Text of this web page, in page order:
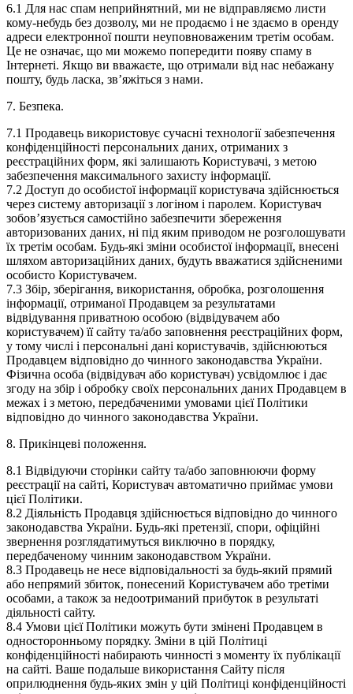
6.1 Для нас спам неприйнятний, ми не відправляємо листи
кому-небудь без дозволу, ми не продаємо і не здаємо в оренду
адреси електронної пошти неуповноваженим третім особам.
Це не означає, що ми можемо попередити появу спаму в
Інтернеті. Якщо ви вважаєте, що отримали від нас небажану
пошту, будь ласка, зв’яжіться з нами.
7. Безпека.
7.1 Продавець використовує сучасні технології забезпечення
конфіденційності персональних даних, отриманих з
реєстраційних форм, які залишають Користувачі, з метою
забезпечення максимального захисту інформації.
7.2 Доступ до особистої інформації користувача здійснюється
через систему авторизації з логіном і паролем. Користувач
зобов’язується самостійно забезпечити збереження
авторизованих даних, ні під яким приводом не розголошувати
їх третім особам. Будь-які зміни особистої інформації, внесені
шляхом авторизаційних даних, будуть вважатися здійсненими
особисто Користувачем.
7.3 Збір, зберігання, використання, обробка, розголошення
інформації, отриманої Продавцем за результатами
відвідування приватною особою (відвідувачем або
користувачем) її сайту та/або заповнення реєстраційних форм,
у тому числі і персональні дані користувачів, здійснюються
Продавцем відповідно до чинного законодавства України.
Фізична особа (відвідувач або користувач) усвідомлює і дає
згоду на збір і обробку своїх персональних даних Продавцем в
межах і з метою, передбаченими умовами цієї Політики
відповідно до чинного законодавства України.
8. Прикінцеві положення.
8.1 Відвідуючи сторінки сайту та/або заповнюючи форму
реєстрації на сайті, Користувач автоматично приймає умови
цієї Політики.
8.2 Діяльність Продавця здійснюється відповідно до чинного
законодавства України. Будь-які претензії, спори, офіційні
звернення розглядатимуться виключно в порядку,
передбаченому чинним законодавством України.
8.3 Продавець не несе відповідальності за будь-який прямий
або непрямий збиток, понесений Користувачем або третіми
особами, а також за недоотриманий прибуток в результаті
діяльності сайту.
8.4 Умови цієї Політики можуть бути змінені Продавцем в
односторонньому порядку. Зміни в цій Політиці
конфіденційності набирають чинності з моменту їх публікації
на сайті. Ваше подальше використання Сайту після
оприлюднення будь-яких змін у цій Політиці конфіденційності